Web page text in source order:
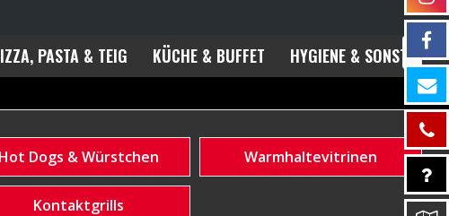
PASTA & TEIG KÜCHE & BUFFET HYGIENE & SONSTIGES
Hot Dogs & Würstchen Warmhaltevitrinen
Kontaktgrills